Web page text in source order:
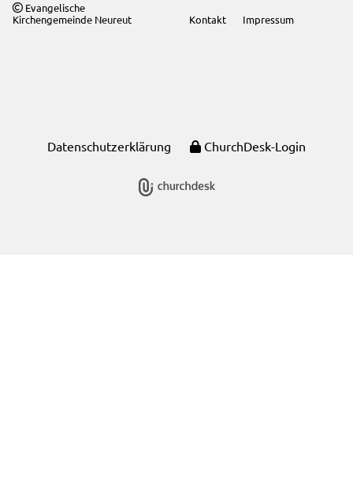
 Evangelische
Kirchengemeinde Neureut
Kontakt Impressum
Datenschutzerklärung ChurchDesk-Login